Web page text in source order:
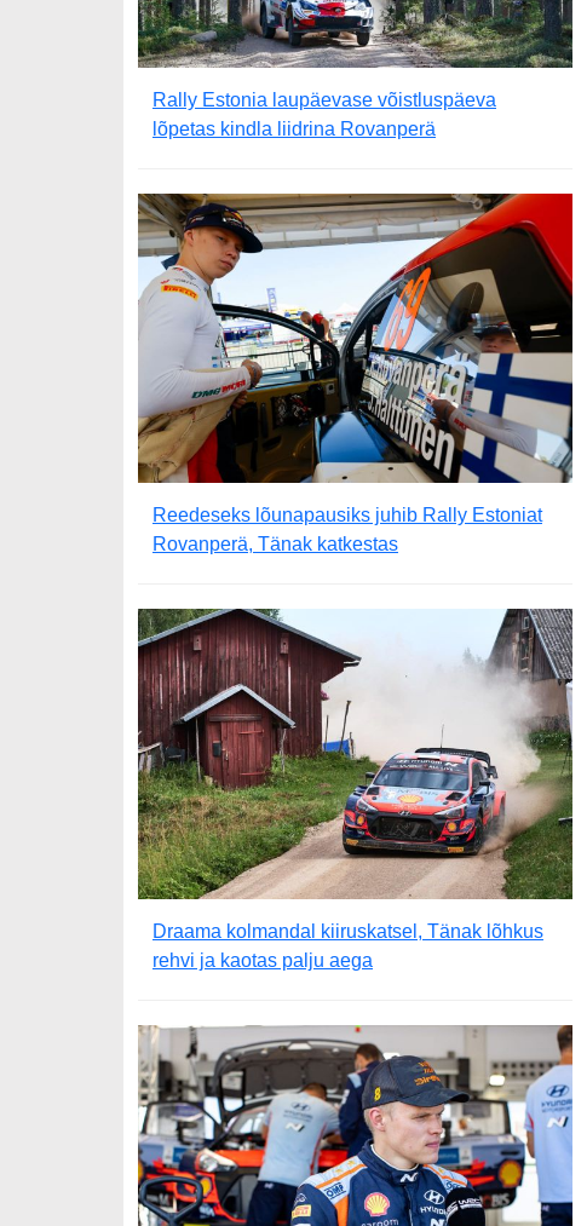
Rally Estonia laupäevase võistluspäeva
lõpetas kindla liidrina Rovanperä
Reedeseks lõunapausiks juhib Rally Estoniat
Rovanperä, Tänak katkestas
Draama kolmandal kiiruskatsel, Tänak lõhkus
rehvi ja kaotas palju aega